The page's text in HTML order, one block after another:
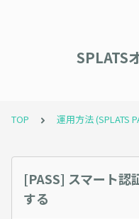
SPLATS
TOP 運用方法 (SPLATS
[PASS] スマート認
する